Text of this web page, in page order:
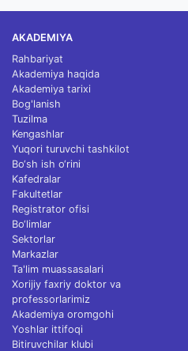
AKADEMIYA
Rahbariyat
Akademiya haqida
Akademiya tarixi
Bog'lanish
Tuzilma
Kengashlar
Yuqori turuvchi tashkilot
Bo‘sh ish o‘rini
Kafedralar
Fakultetlar
Registrator ofisi
Bo‘limlar
Sektorlar
Markazlar
Ta'lim muassasalari
Xorijiy faxriy doktor va
professorlarimiz
Akademiya oromgohi
Yoshlar ittifoqi
Bitiruvchilar klubi